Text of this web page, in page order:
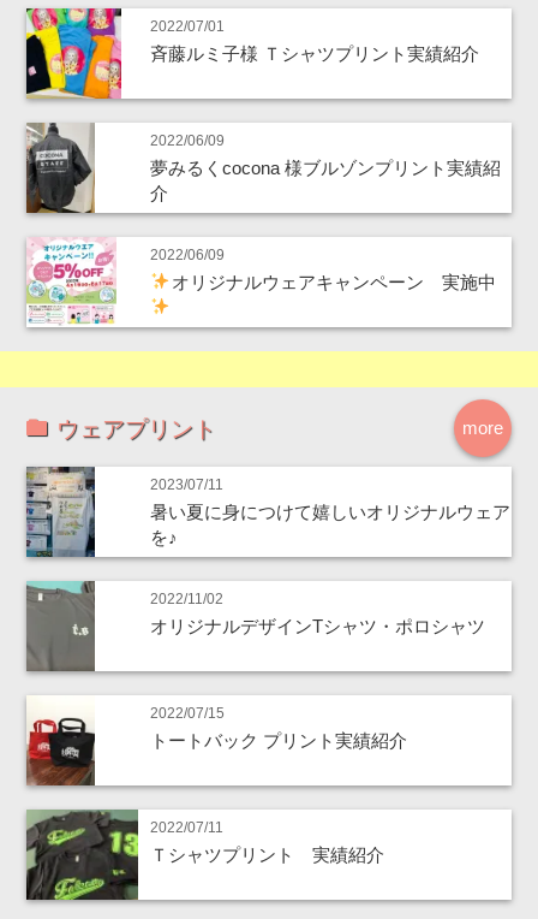
2022/07/01
斉藤ルミ子様 Ｔシャツプリント実績紹介
2022/06/09
夢みるくcocona 様ブルゾンプリント実績紹
介
2022/06/09
オリジナルウェアキャンペーン 実施中
more
ウェアプリント
2023/07/11
暑い夏に身につけて嬉しいオリジナルウェア
を♪
2022/11/02
オリジナルデザインTシャツ・ポロシャツ
2022/07/15
トートバック プリント実績紹介
2022/07/11
Ｔシャツプリント 実績紹介